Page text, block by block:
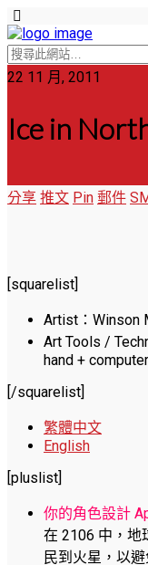
22 11 月, 2011
Ice in
分享 推文 Pin 郵件
[squarelist]
Artist：Winson
Art Tools /
hand +
[/squarelist]
繁體中文
English
[pluslist]
你的角色設計
在 2106 中，地
民到火星，以